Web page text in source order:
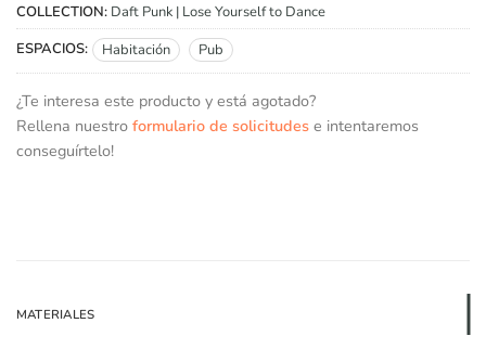
COLLECTION: Daft Punk | Lose Yourself to Dance
ESPACIOS:
Habitación Pub
¿Te interesa este producto y está agotado?
Rellena nuestro formulario de solicitudes e intentaremos
conseguírtelo!
MATERIALES